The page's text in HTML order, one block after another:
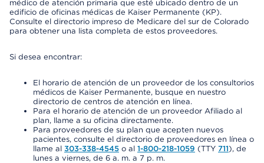
médico de atención primaria que esté ubicado dentro de un
edificio de oficinas médicas de Kaiser Permanente (KP).
Consulte el directorio impreso de Medicare del sur de Colorado
para obtener una lista completa de estos proveedores.
Si desea encontrar:
El horario de atención de un proveedor de los consultorios
médicos de Kaiser Permanente, busque en nuestro
directorio de centros de atención en línea.
Para el horario de atención de un proveedor Afiliado al
plan, llame a su oficina directamente.
Para proveedores de su plan que acepten nuevos
pacientes, consulte el directorio de proveedores en línea o
llame al 303-338-4545 o al 1-800-218-1059 (TTY 711), de
lunes a viernes, de 6 a. m. a 7 p. m.